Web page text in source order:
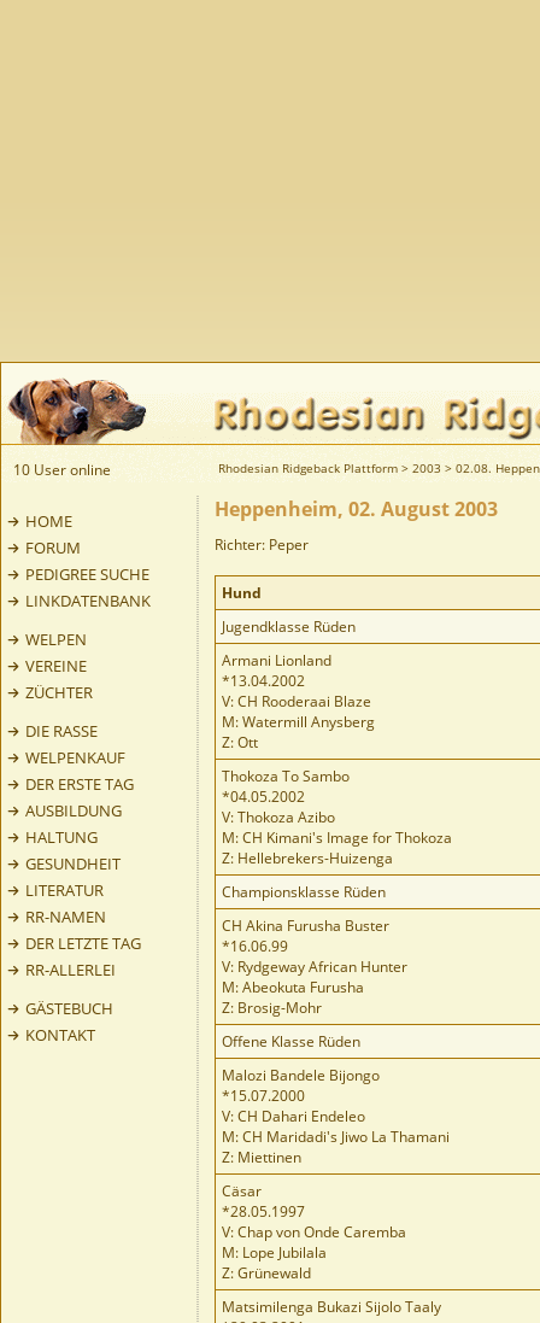
10 User online Rhodesian Ridgeback Plattform > 2003 > 02.08.
HOME
FORUM
PEDIGREE SUCHE
LINKDATENBANK
WELPEN
VEREINE
ZÜCHTER
DIE RASSE
WELPENKAUF
DER ERSTE TAG
AUSBILDUNG
HALTUNG
GESUNDHEIT
LITERATUR
RR-NAMEN
DER LETZTE TAG
RR-ALLERLEI
GÄSTEBUCH
KONTAKT
Heppenheim, 02. August 2003
Richter: Peper
Hund
Jugendklasse Rüden
Armani Lionland
*13.04.2002
V: CH Rooderaai Blaze
M: Watermill Anysberg
Z: Ott
Thokoza To Sambo
*04.05.2002
V: Thokoza Azibo
M: CH Kimani's Image for Thokoza
Z: Hellebrekers-Huizenga
Championsklasse Rüden
CH Akina Furusha Buster
*16.06.99
V: Rydgeway African Hunter
M: Abeokuta Furusha
Z: Brosig-Mohr
Offene Klasse Rüden
Malozi Bandele Bijongo
*15.07.2000
V: CH Dahari Endeleo
M: CH Maridadi's Jiwo La Thamani
Z: Miettinen
Cäsar
*28.05.1997
V: Chap von Onde Caremba
M: Lope Jubilala
Z: Grünewald
Matsimilenga Bukazi Sijolo Taaly